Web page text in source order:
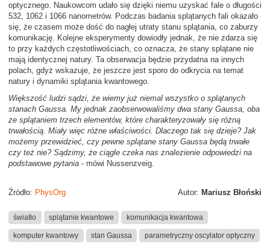
optycznego. Naukowcom udało się dzięki niemu uzyskać fale o długości
532, 1062 i 1066 nanometrów. Podczas badania splątanych fali okazało
się, że czasem może dość do nagłej utraty stanu splątania, co zaburzy
komunikację. Kolejne eksperymenty dowiodły jednak, że nie zdarza się
to przy każdych częstotliwościach, co oznacza, że stany splątane nie
mają identycznej natury. Ta obserwacja będzie przydatna na innych
polach, gdyż wskazuje, że jeszcze jest sporo do odkrycia na temat
natury i dynamiki splątania kwantowego.
Większość ludzi sądzi, że wiemy już niemal wszystko o splątanych
stanach Gaussa. My jednak zaobserwowaliśmy dwa stany Gaussa, oba
ze splątaniem trzech elementów, które charakteryzowały się różną
trwałością. Miały więc różne właściwości. Dlaczego tak się dzieje? Jak
możemy przewidzieć, czy pewne splątane stany Gaussa będą trwałe
czy też nie? Sądzimy, że ciągle czeka nas znalezienie odpowiedzi na
podstawowe pytania - mówi Nussenzveig.
Autor: Mariusz Błoński
Źródło: PhysOrg
światło splątanie kwantowe komunikacja kwantowa
komputer kwantowy stan Gaussa parametryczny oscylator optyczny